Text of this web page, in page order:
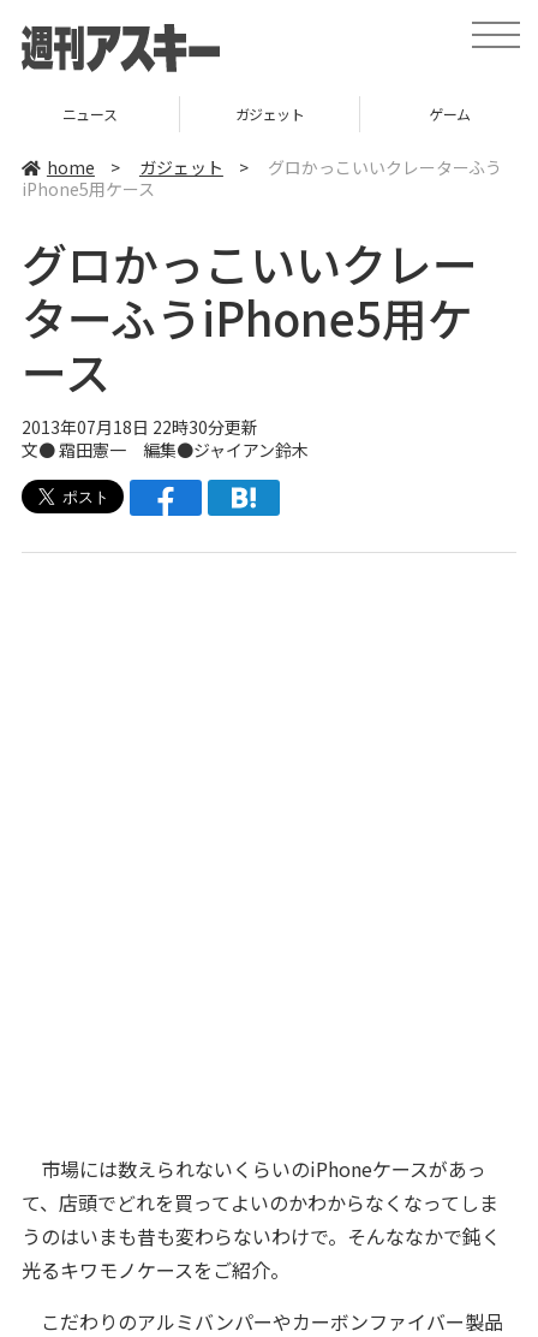
t
o
v
ニュース ガジェット ゲーム
home > ガジェット >
グロかっこいいクレーターふう
iPhone5用ケース
グロかっこいいクレー
ターふうiPhone5用ケ
ース
2013年07月18日 22時30分更新
文●霜田憲一編集●ジャイアン鈴木
市場には数えられないくらいのiPhoneケースがあっ
て、店頭でどれを買ってよいのかわからなくなってしま
うのはいまも昔も変わらないわけで。そんななかで鈍く
光るキワモノケースをご紹介。
こだわりのアルミバンパーやカーボンファイバー製品